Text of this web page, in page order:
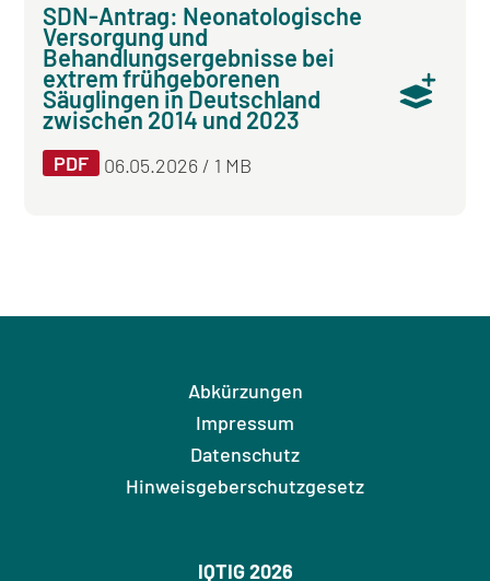
SDN-Antrag: Neonatologische
Versorgung und
Behandlungsergebnisse bei
extrem frühgeborenen
Säuglingen in Deutschland
zwischen 2014 und 2023
PDF 06.05.2026 / 1 MB
Abkürzungen
Impressum
Datenschutz
Hinweisgeberschutzgesetz
IQTIG 2026